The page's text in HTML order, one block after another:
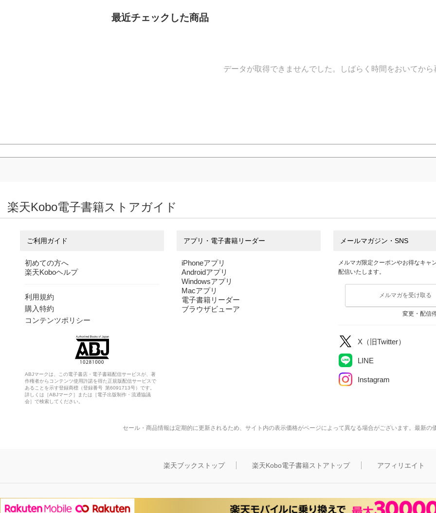
最近チェックした商品
データが取得できませんでした。しばらく時間をおいてから
楽天Kobo電子書籍ストアガイド
ご利用ガイド
初めての方へ
楽天Koboヘルプ
利用規約
購入特約
コンテンツポリシー
ABJマークは、この電子書店・電子書籍配信サービスが、著
作権者からコンテンツ使用許諾を得た正規版配信サービスで
あることを示す登録商標（登録番号 第6091713号）です。
詳しくは［ABJマーク］または［電子出版制作・流通協議
会］で検索してください。
アプリ・電子書籍リーダー
iPhoneアプリ
Androidアプリ
Windowsアプリ
Macアプリ
電子書籍リーダー
ブラウザビューア
メールマガジン・SNS
メルマガ限定クーポンやお得なキャ
配信いたします。
メルマガを受け取る
変更・配信
X（旧Twitter）
LINE
Instagram
セール・商品情報は定期的に更新されるため、サイト内の表示価格がページによって異なる場合がございます。最新の
楽天ブックストップ 楽天Kobo電子書籍ストアトップ アフィリエイト